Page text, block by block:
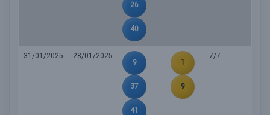
26
40
31/01/2025
28/01/2025
9
37
41
1
9
7/7